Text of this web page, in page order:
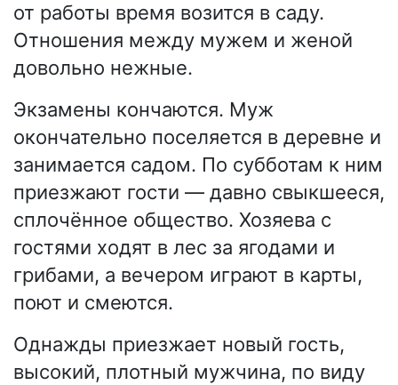
от работы время возится в саду.
Отношения между мужем и женой
довольно нежные.
Экзамены кончаются. Муж
окончательно поселяется в деревне и
занимается садом. По субботам к ним
приезжают гости — давно свыкшееся,
сплочённое общество. Хозяева с
гостями ходят в лес за ягодами и
грибами, а вечером играют в карты,
поют и смеются.
Однажды приезжает новый гость,
высокий, плотный мужчина, по виду